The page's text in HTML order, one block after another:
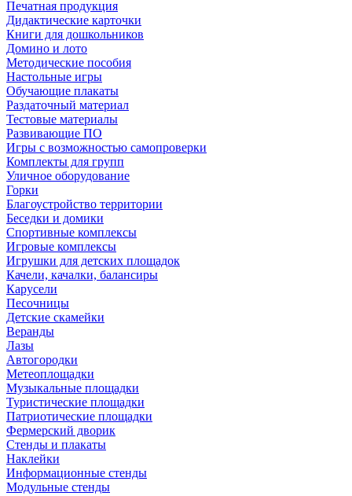
Печатная продукция
Дидактические карточки
Книги для дошкольников
Домино и лото
Методические пособия
Настольные игры
Обучающие плакаты
Раздаточный материал
Тестовые материалы
Развивающие ПО
Игры с возможностью самопроверки
Комплекты для групп
Уличное оборудование
Горки
Благоустройство территории
Беседки и домики
Спортивные комплексы
Игровые комплексы
Игрушки для детских площадок
Качели, качалки, балансиры
Карусели
Песочницы
Детские скамейки
Веранды
Лазы
Автогородки
Метеоплощадки
Музыкальные площадки
Туристические площадки
Патриотические площадки
Фермерский дворик
Стенды и плакаты
Наклейки
Информационные стенды
Модульные стенды